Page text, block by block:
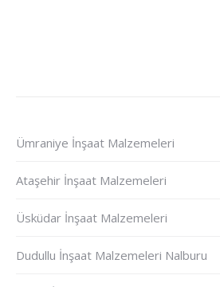
Ümraniye İnşaat Malzemeleri
Ataşehir İnşaat Malzemeleri
Üsküdar İnşaat Malzemeleri
Dudullu İnşaat Malzemeleri Nalburu